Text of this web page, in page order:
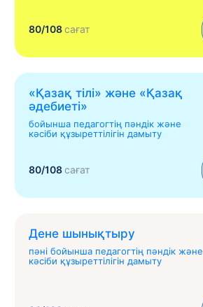
80/108сағат
«Қазақ тілі» жəне «Қазақ
əдебиеті»
бойынша педагогтің пәндік және
кәсіби құзыреттілігін дамыту
80/108сағат
Дене шынықтыру
пәні бойынша педагогтің пәндік және
кәсіби құзыреттілігін дамыту